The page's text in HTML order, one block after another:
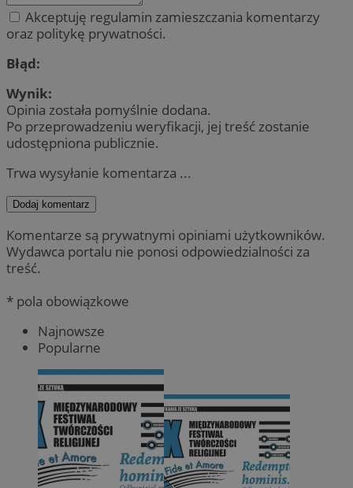
Akceptuję regulamin zamieszczania komentarzy
oraz politykę prywatności.
Błąd:
Wynik:
Opinia została pomyślnie dodana.
Po przeprowadzeniu weryfikacji, jej treść zostanie
udostępniona publicznie.
Trwa wysyłanie komentarza ...
Dodaj komentarz
Komentarze są prywatnymi opiniami użytkowników.
Wydawca portalu nie ponosi odpowiedzialności za
treść.
* pola obowiązkowe
Najnowsze
Popularne